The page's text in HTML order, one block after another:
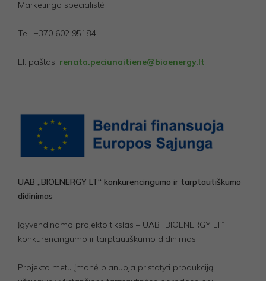
Marketingo specialistė
Tel. +370 602 95184
El. paštas: renata.peciunaitiene@bioenergy.lt
UAB „BIOENERGY LT“ konkurencingumo ir tarptautiškumo
didinimas
Įgyvendinamo projekto tikslas – UAB „BIOENERGY LT“
konkurencingumo ir tarptautiškumo didinimas.
Projekto metu įmonė planuoja pristatyti produkciją